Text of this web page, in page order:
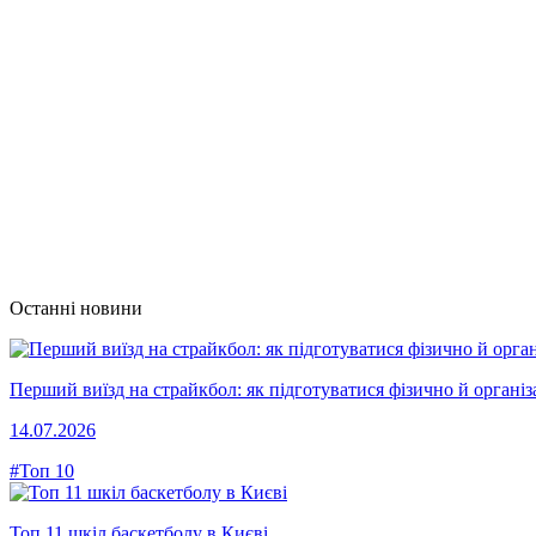
Останні новини
Перший виїзд на страйкбол: як підготуватися фізично й
14.07.2026
#Топ 10